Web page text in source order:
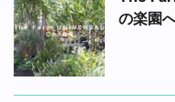
の楽園